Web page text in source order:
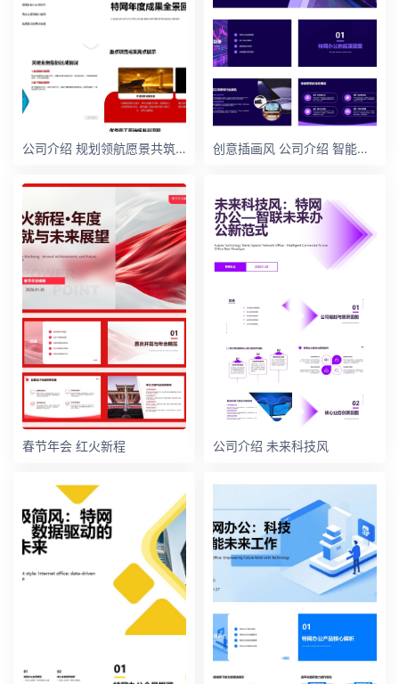
公司介绍 规划领航愿景共筑时 创意插画风 公司介绍 智能办公
春节年会 红火新程 公司介绍 未来科技风